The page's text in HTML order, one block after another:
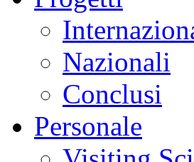
Nazionali
Conclusi
Personale